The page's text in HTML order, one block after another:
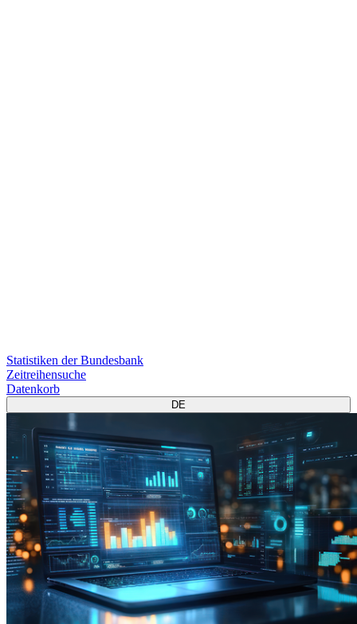
Statistiken der Bundesbank
Zeitreihensuche
Datenkorb
DE